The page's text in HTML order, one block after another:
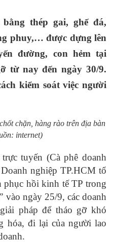
thép gai, ghế đá,
phuy,… được dựng lên
đường, con hẻm tại
từ nay đến ngày 30/9.
kiểm soát việc người
chặn, hàng rào trên địa bàn
internet)
tuyến (Cà phê doanh
nghiệp TP.HCM tổ
phục hồi kinh tế TP trong
vào ngày 25/9, các doanh
pháp để tháo gỡ khó
hóa, đi lại của người lao